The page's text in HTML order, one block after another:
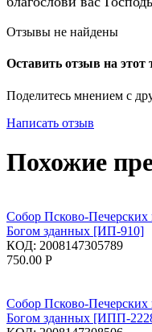
Отзывы не найдены
Оставить отзыв на этот
Поделитесь мнением с
Написать отзыв
Похожие
Собор Псково-
Богом зданных [ИП-910]
КОД: 2008147305789
750.00 Р
Собор Псково-
Богом зданных [ИПП-